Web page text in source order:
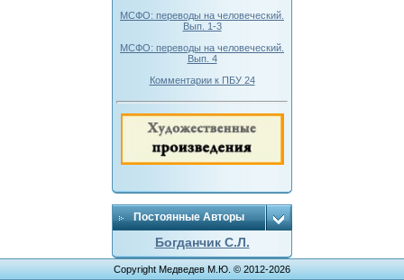
МСФО: переводы на человеческий.
Вып. 1-3
МСФО: переводы на человеческий.
Вып. 4
Комментарии к ПБУ 24
Постоянные Авторы
Богданчик С.Л.
Copyright Медведев М.Ю. © 2012-2026